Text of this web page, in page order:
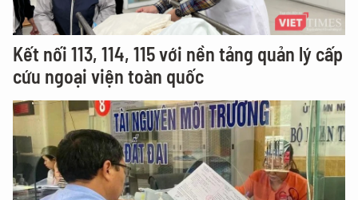
Kết nối 113, 114, 115 với nền tảng quản lý cấp
cứu ngoại viện toàn quốc